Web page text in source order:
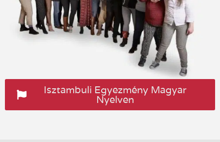
Isztambuli Egyezmény Magyar
Nyelven